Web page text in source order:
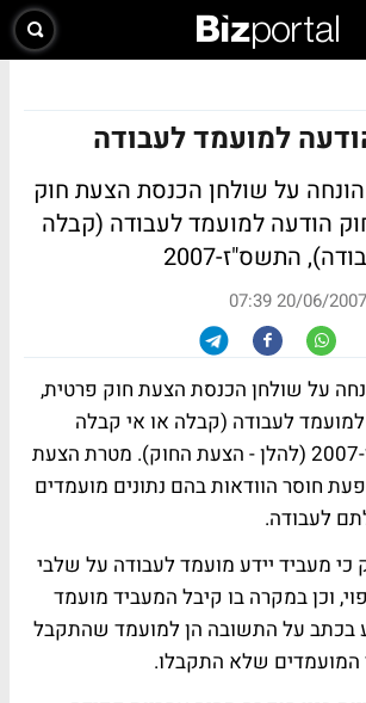
למועמד לעבודה
ביום 4.6.2007 הונחה על שולחן הכנסת הצעת חוק
הודעה למועמד לעבודה (קבלה
התשס"ז-2007
20/06/2007 07:39
4.6.2007 הונחה על שולחן הכנסת הצעת חוק פרטית,
לעבודה (קבלה או אי קבלה
לעבודה), התשס"ז-2007 (להלן - הצעת החוק). מטרת הצעת
חוסר הוודאות בהם נתונים מועמדים
לעבודה.
מעביד יידע מועמד לעבודה על שלבי
וכן במקרה בו קיבל המעביד מועמד
בכתב על התשובה הן למועמד שהתקבל
המועמדים שלא התקבלו.